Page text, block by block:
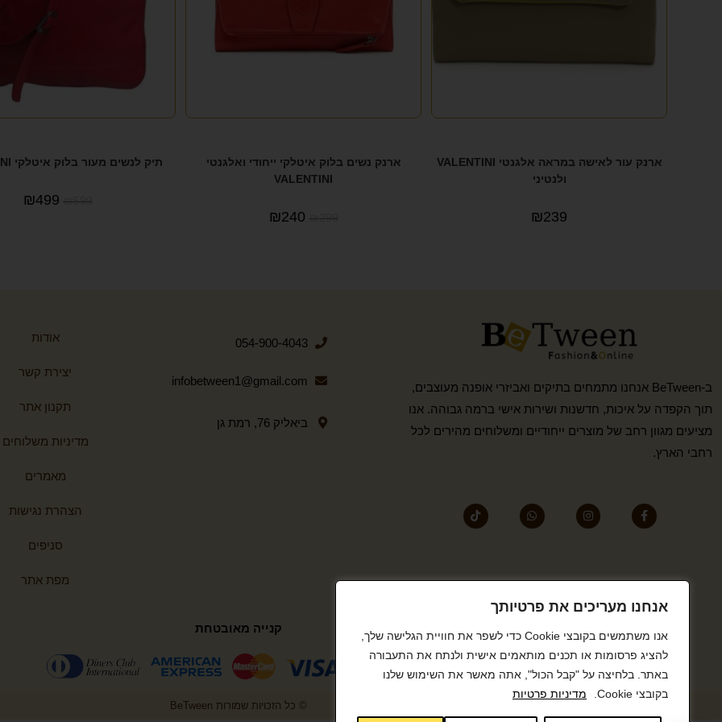
אנחנו מעריכים את פרטיותך
אנו משתמשים בקובצי Cookie כדי לשפר את חוויית הגלישה שלך,
להציג פרסומות או תכנים מותאמים אישית ולנתח את התעבורה
באתר. בלחיצה על "קבל הכול", אתה מאשר את השימוש שלנו
בקובצי Cookie.
מדיניות פרטיות
ארנק עור לאישה במראה אלגנטי VALENTINI
ולנטיני
₪239
ארנק נשים בלוק איטלקי ייחודי ואלגנטי
VALENTINI
₪299
₪240
תיק לנשים מעור בלוק איטלקי VALENTINI
₪599
₪499
ב-BeTween אנחנו מתמחים בתיקים ואביזרי אופנה מעוצבים,
תוך הקפדה על איכות, חדשנות ושירות אישי ברמה גבוהה. אנו
מציעים מגוון רחב של מוצרים ייחודיים ומשלוחים מהירים לכל
רחבי הארץ.
054-900-4043
infobetween1@gmail.com
ביאליק 76, רמת גן
אודות
יצירת קשר
תקנון אתר
מדיניות משלוחים
מאמרים
הצהרת נגישות
סניפים
מפת אתר
קנייה מאובטחת
© כל הזכויות שמורות BeTween